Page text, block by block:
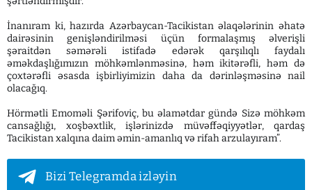
İnanıram ki, hazırda Azərbaycan-Tacikistan əlaqələrinin əhatə
dairəsinin genişləndirilməsi üçün formalaşmış əlverişli
şəraitdən səmərəli istifadə edərək qarşılıqlı faydalı
əməkdaşlığımızın möhkəmlənməsinə, həm ikitərəfli, həm də
çoxtərəfli əsasda işbirliyimizin daha da dərinləşməsinə nail
olacağıq.
Hörmətli Emoməli Şərifoviç, bu əlamətdar gündə Sizə möhkəm
cansağlığı, xoşbəxtlik, işlərinizdə müvəffəqiyyətlər, qardaş
Tacikistan xalqına daim əmin-amanlıq və rifah arzulayıram”.
Bizi Telegramda izləyin